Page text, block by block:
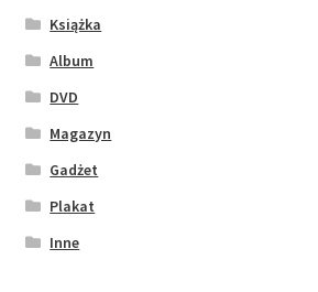
Książka
Album
DVD
Magazyn
Gadżet
Plakat
Inne